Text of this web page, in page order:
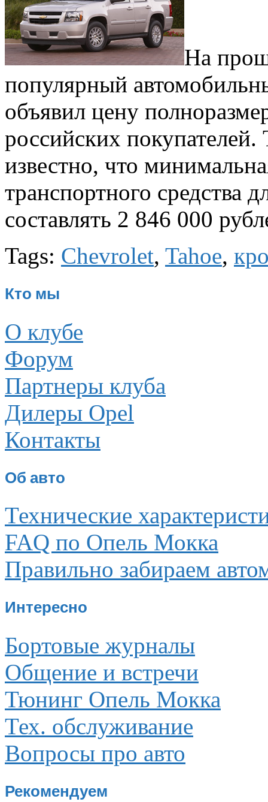
На
популярный
объявил цену
российских покупателей.
известно, что
транспортного средства
составлять 2 846 000
Tags: Chevrolet, Tahoe,
Кто мы
О клубе
Форум
Партнеры клуба
Дилеры Opel
Контакты
Об авто
Технические
FAQ по Опель Мокка
Правильно забираем
Интересно
Бортовые журналы
Общение и встречи
Тюнинг Опель Мокка
Тех. обслуживание
Вопросы про авто
Рекомендуем